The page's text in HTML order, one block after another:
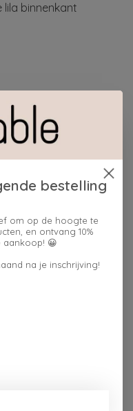
binnenkant
en een inhoud die
bestelling
om op de hoogte te
en ontvang 10%
😀
na je inschrijving!